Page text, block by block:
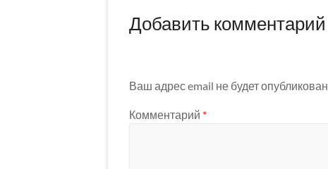
Добавить комментарий
Ваш адрес email не будет опубликован.
Комментарий *